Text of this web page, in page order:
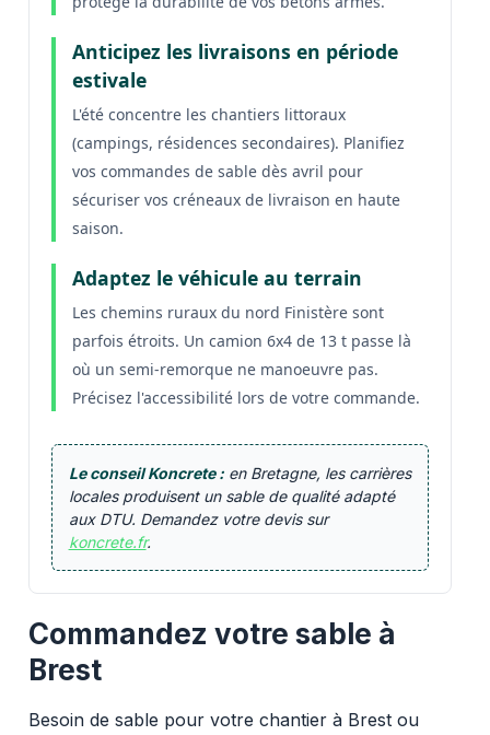
Anticipez les livraisons en période
estivale
L'été concentre les chantiers littoraux
(campings, résidences secondaires). Planifiez
vos commandes de sable dès avril pour
sécuriser vos créneaux de livraison en haute
saison.
Adaptez le véhicule au terrain
Les chemins ruraux du nord Finistère sont
parfois étroits. Un camion 6x4 de 13 t passe là
où un semi-remorque ne manoeuvre pas.
Précisez l'accessibilité lors de votre commande.
Le conseil Koncrete :en Bretagne, les carrières
locales produisent un sable de qualité adapté
aux DTU. Demandez votre devis sur
koncrete.fr.
Commandez votre sable à
Brest
Besoin de sable pour votre chantier à Brest ou